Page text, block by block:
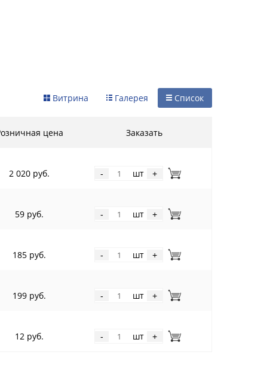
Список
Галерея
Витрина
цена Заказать
2 020 руб. - шт +
59 руб. - шт +
185 руб. - шт +
199 руб. - шт +
12 руб. - шт +